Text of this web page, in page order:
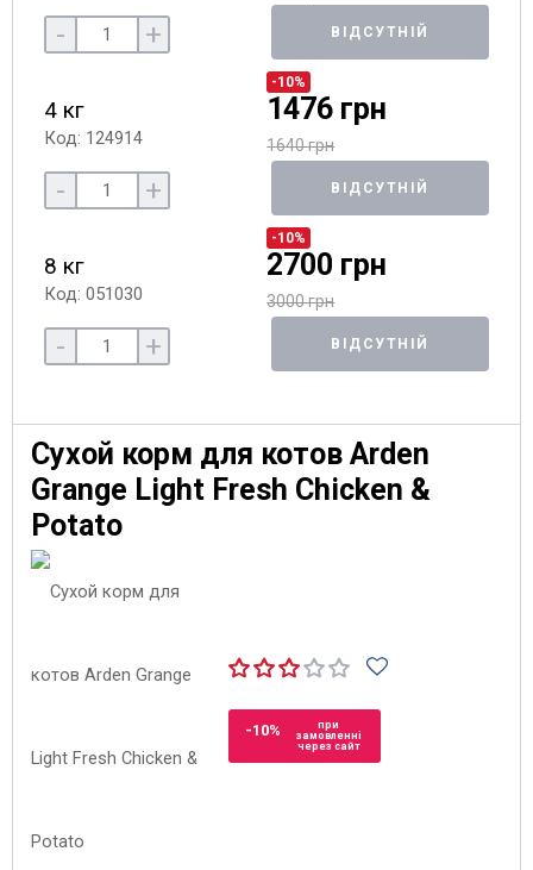
- + ВІДСУТНІЙ
4 кг
Код: 124914
-10%
1476 грн
1640 грн
- + ВІДСУТНІЙ
8 кг
Код: 051030
-10%
2700 грн
3000 грн
- + ВІДСУТНІЙ
Сухой корм для котов Arden
Grange Light Fresh Chicken &
Potato
-10%
при
замовленні
через сайт